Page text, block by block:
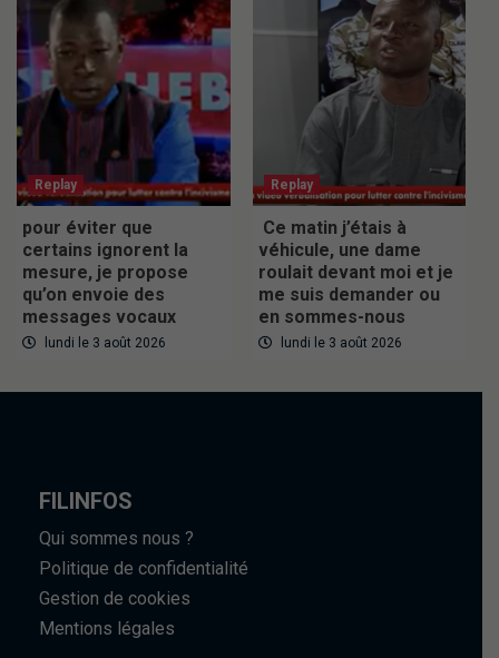
Replay
pour éviter que
certains ignorent la
mesure, je propose
qu’on envoie des
messages vocaux
lundi le 3 août 2026
Replay
Ce matin j’étais à
véhicule, une dame
roulait devant moi et je
me suis demander ou
en sommes-nous
lundi le 3 août 2026
FILINFOS
Qui sommes nous ?
Politique de confidentialité
Gestion de cookies
Mentions légales